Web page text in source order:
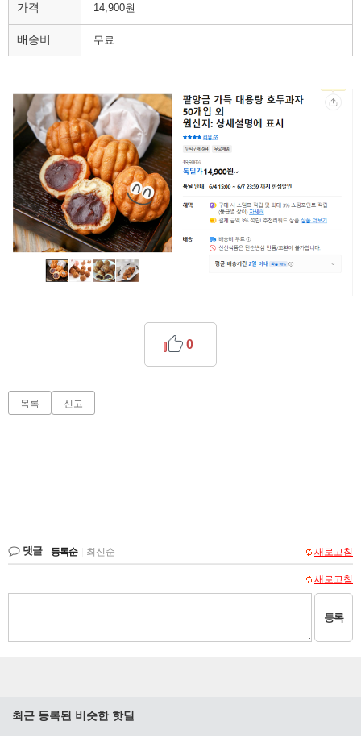
가격 14,900원
배송비 무료
0
목록 신고
댓글 등록순 최신순 새로고침
새로고침
등록
최근 등록된 비슷한 핫딜